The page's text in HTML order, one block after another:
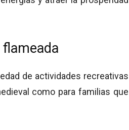
de actividades recreativas
como para familias que